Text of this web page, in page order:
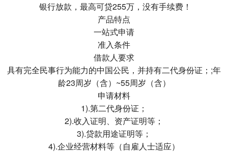
银行放款，最高可贷255万，没有手续费！
产品特点
一站式申请
准入条件
借款人要求
具有完全民事行为能力的中国公民，并持有二代身份证；;年
龄23周岁（含）~55周岁（含）
申请材料
1).第二代身份证；
2).收入证明、资产证明等；
3).贷款用途证明等；
4).企业经营材料等（自雇人士适应）